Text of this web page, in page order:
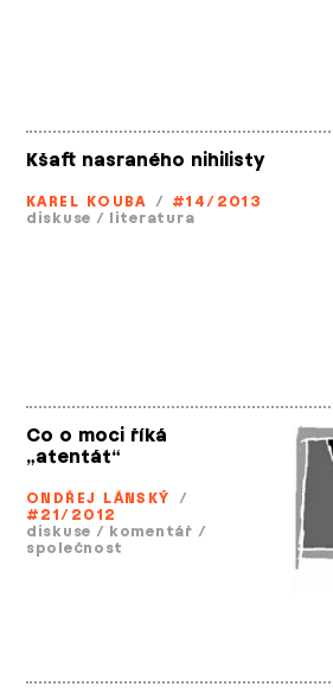
Kšaft nasraného nihilisty
KAREL KOUBA / #14/2013
diskuse / literatura
Co o moci říká
„atentát“
ONDŘEJ LÁNSKÝ /
#21/2012
diskuse / komentář /
společnost